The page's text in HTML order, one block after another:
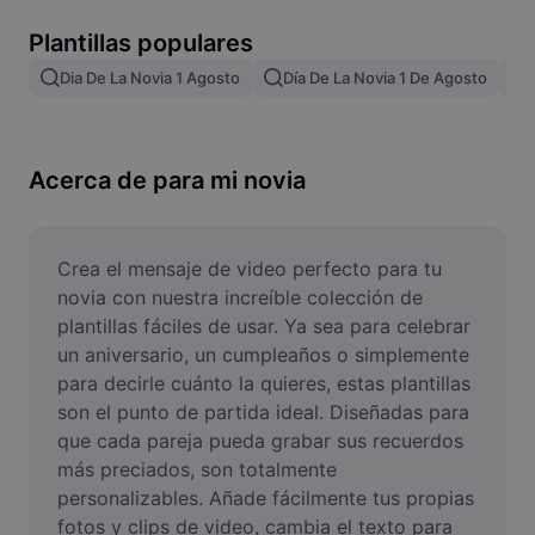
Image merge
Resize Image
Meme Generator
AI Text Remover
AI People Remover
AI Inpainting
Face Cutout
Plantillas populares
Dia De La Novia 1 Agosto Día De La Novia 1 De Agosto
Acerca de para mi novia
Crea el mensaje de video perfecto para tu
novia con nuestra increíble colección de
plantillas fáciles de usar. Ya sea para celebrar
un aniversario, un cumpleaños o simplemente
para decirle cuánto la quieres, estas plantillas
son el punto de partida ideal. Diseñadas para
que cada pareja pueda grabar sus recuerdos
más preciados, son totalmente
personalizables. Añade fácilmente tus propias
fotos y clips de video, cambia el texto para